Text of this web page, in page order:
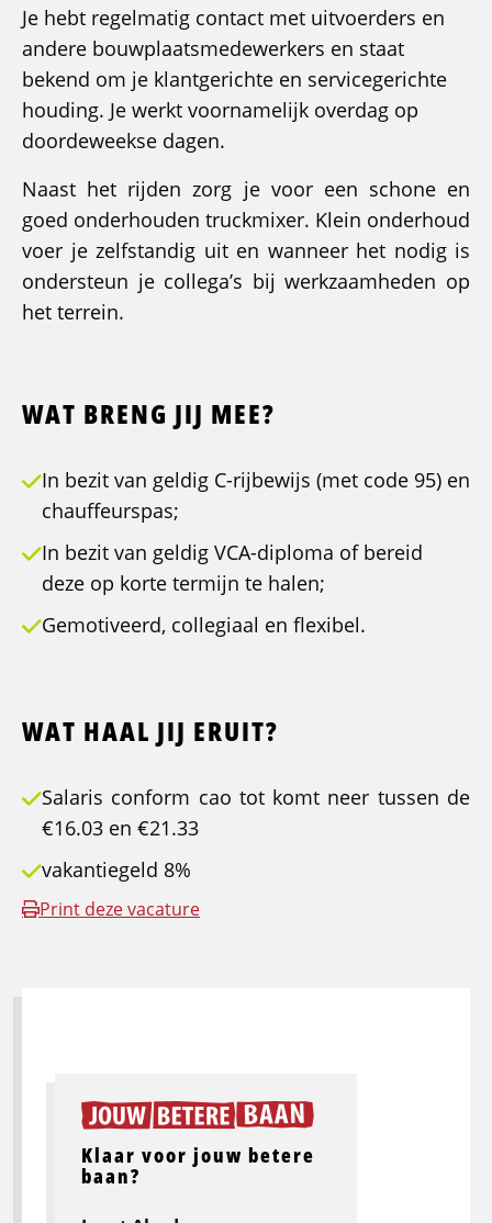
Je hebt regelmatig contact met uitvoerders en
andere bouwplaatsmedewerkers en staat
bekend om je klantgerichte en servicegerichte
houding. Je werkt voornamelijk overdag op
doordeweekse dagen.
Naast het rijden zorg je voor een schone en
goed onderhouden truckmixer. Klein onderhoud
voer je zelfstandig uit en wanneer het nodig is
ondersteun je collega’s bij werkzaamheden op
het terrein.
WAT BRENG JIJ MEE?
In bezit van geldig C-rijbewijs (met code 95) en
chauffeurspas;
In bezit van geldig VCA-diploma of bereid
deze op korte termijn te halen;
Gemotiveerd, collegiaal en flexibel.
WAT HAAL JIJ ERUIT?
Salaris conform cao tot komt neer tussen de
€16.03 en €21.33
vakantiegeld 8%
Print deze vacature
Klaar voor jouw betere
baan?